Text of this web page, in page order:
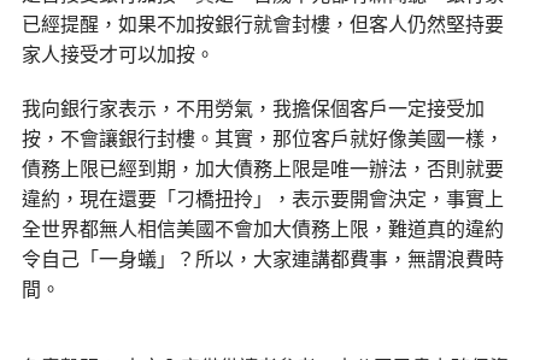
已經提醒，如果不加按銀行就會封樓，但客人仍然堅持要
家人接受才可以加按。
我向銀行家表示，不用勞氣，我擔保個客戶一定接受加
按，不會讓銀行封樓。其實，那位客戶就好像美國一樣，
債務上限已經到期，加大債務上限是唯一辦法，否則就要
違約，現在還要「刁橋扭拎」，表示要開會決定，事實上
全世界都無人相信美國不會加大債務上限，難道真的違約
令自己「一身蟻」？所以，大家連講都費事，無謂浪費時
間。